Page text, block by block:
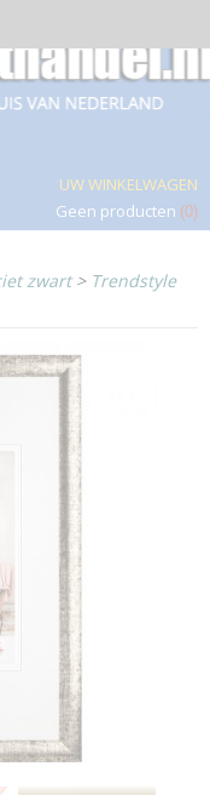
UW WINKELWAGEN
Geen producten (0)
zwart> Trendstyle